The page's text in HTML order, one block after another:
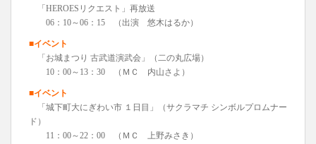
「HEROESリクエスト」再放送
06：10～06：15 （出演 悠木はるか）
■イベント
「お城まつり 古武道演武会」（二の丸広場）
10：00～13：30 （ＭＣ 内山さよ）
■イベント
「城下町大にぎわい市 １日目」（サクラマチ シンボルプロムナー
ド）
11：00～22：00 （ＭＣ 上野みさき）